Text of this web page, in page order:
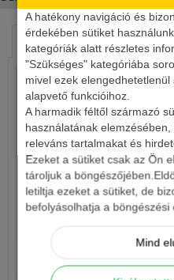
A hatékony navigáció és
érdekében sütiket
kategóriák alatt részletes
"Szükséges" kategóriába
mivel ezek
alapvető funkcióihoz.
A harmadik féltől származó
használatának
releváns tartalmakat és
Ezeket a sütiket csak az Ön
tároljuk a
letiltja ezeket a sütiket, de
befolyásolhatja a böngészési
Mind
HASONLÓ TERMÉKEK